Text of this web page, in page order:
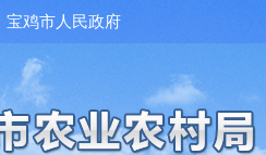
宝鸡市人民政府